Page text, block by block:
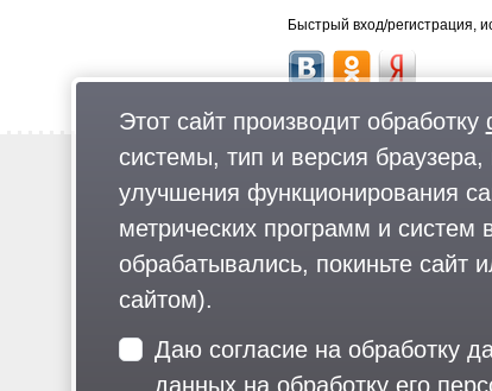
Быстрый вход/регистрация,
Новости
Предложи новость
Реклама
Для читателей: В России признаны экстремистскими и запрещены
«Русский общенациональный союз», «Движение против
движение ЛГБТ, общероссийская политическая партия «Воля»,
Этот сайт производит обработку
системы, тип и версия
улучшения функционирования
метрических программ и
обрабатывались, покиньте сайт
сайтом).
Даю согласие на обработку
данных на обработку его